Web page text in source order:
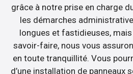
grâce à notre prise en charge
les démarches
longues et fastidieuses,
savoir-faire, nous vous
en toute tranquillité. Vous
d’une installation de panneaux